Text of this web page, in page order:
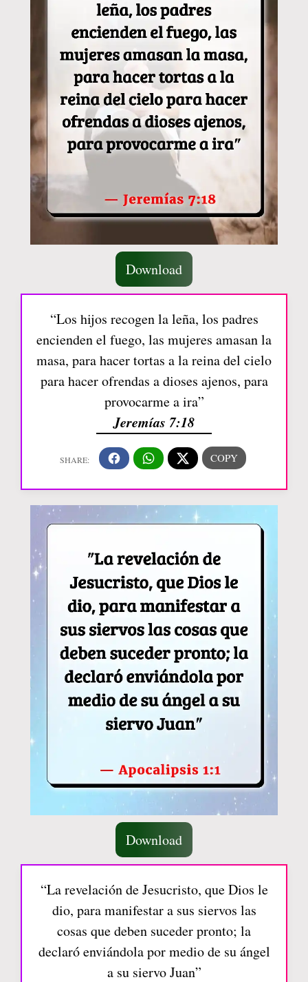
Download
“Los hijos recogen la leña, los padres
encienden el fuego, las mujeres amasan la
masa, para hacer tortas a la reina del cielo
para hacer ofrendas a dioses ajenos, para
provocarme a ira”
Jeremías 7:18
Download
“La revelación de Jesucristo, que Dios le
dio, para manifestar a sus siervos las
cosas que deben suceder pronto; la
declaró enviándola por medio de su ángel
a su siervo Juan”